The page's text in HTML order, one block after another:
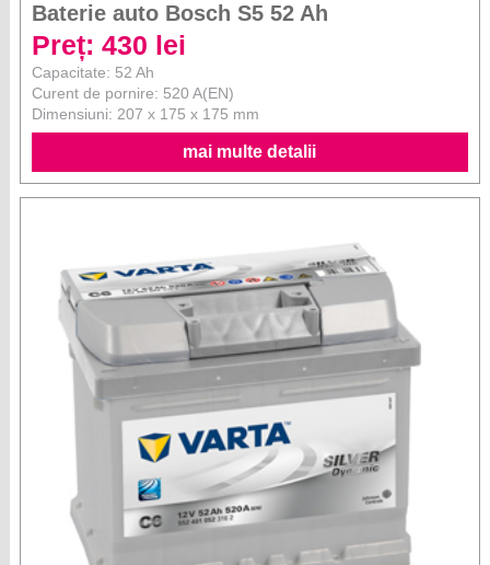
Baterie auto Bosch S5 52 Ah
Preț: 430 lei
Capacitate: 52 Ah
Curent de pornire: 520 A(EN)
Dimensiuni: 207 x 175 x 175 mm
mai multe detalii